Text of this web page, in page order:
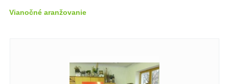
Vianočné aranžovanie